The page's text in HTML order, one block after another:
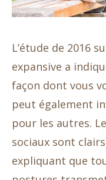
L’étude de 2016
expansive a
façon dont vous
peut également
pour les autres.
sociaux sont
expliquant que